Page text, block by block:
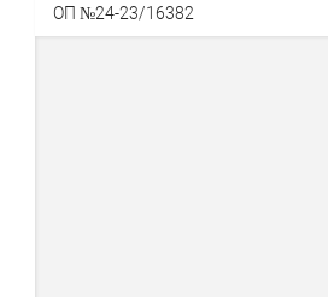
ОП №24-23/16382